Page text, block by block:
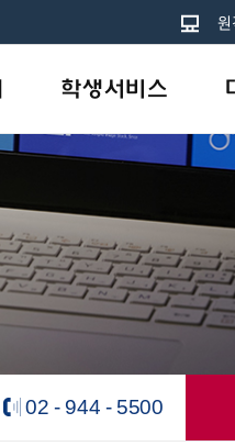
학생서비스
원격지원서비스
e-도서관
심리상담센터안내
학습도우미
인터넷증명발급
02 - 944 - 5500